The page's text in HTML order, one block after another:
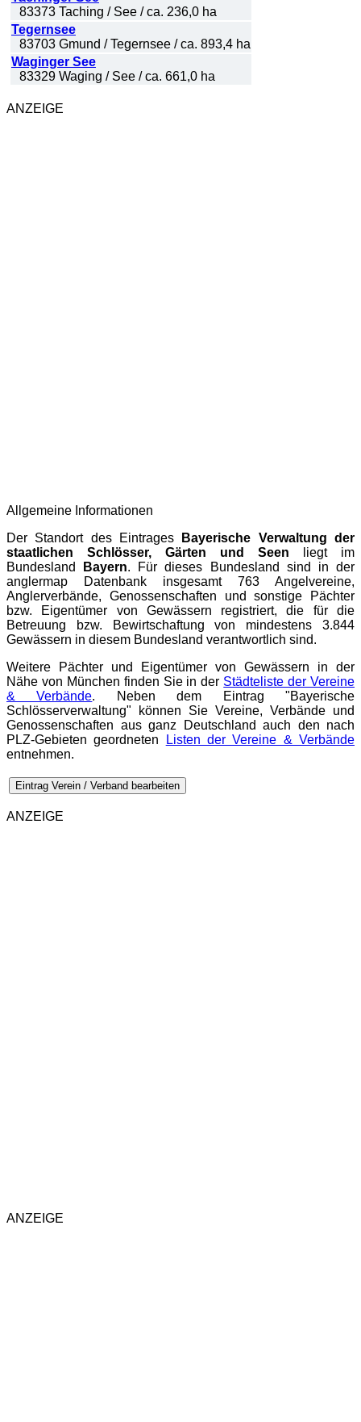
83373 Taching / See / ca. 236,0 ha
Tegernsee
83703 Gmund / Tegernsee / ca. 893,4 ha
Waginger See
83329 Waging / See / ca. 661,0 ha
ANZEIGE
Allgemeine Informationen
Der Standort des Eintrages
Bayerische Verwaltung der
staatlichen Schlösser, Gärten und Seen liegt im
Bundesland
Bayern. Für dieses Bundesland sind in der
anglermap Datenbank insgesamt 763 Angelvereine,
Anglerverbände, Genossenschaften und sonstige Pächter
bzw. Eigentümer von Gewässern registriert, die für die
Betreuung bzw. Bewirtschaftung von mindestens 3.844
Gewässern in diesem Bundesland verantwortlich sind.
Weitere Pächter und Eigentümer von Gewässern in der
Nähe von München finden Sie in der Städteliste der Vereine
& Verbände. Neben dem Eintrag "Bayerische
Schlösserverwaltung" können Sie Vereine, Verbände und
Genossenschaften aus ganz Deutschland auch den nach
PLZ-Gebieten geordneten
Listen der Vereine & Verbände
entnehmen.
Eintrag Verein / Verband bearbeiten
ANZEIGE
ANZEIGE